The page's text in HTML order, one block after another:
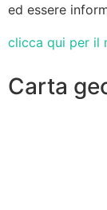
ed essere
clicca qui per il
Carta